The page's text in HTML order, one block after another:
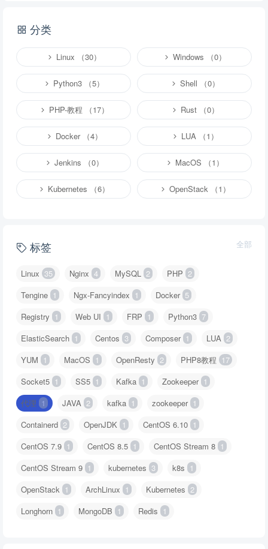
分类
Linux （30） Windows （0）
Python3 （5） Shell （0）
PHP-教程 （17） Rust （0）
Docker （4） LUA （1）
Jenkins （0） MacOS （1）
Kubernetes （6） OpenStack （1）
标签 全部
Linux 35 Nginx 4 MySQL 2 PHP 2
Tengine 1 Ngx-Fancyindex 1 Docker 5
Registry 1 Web UI 1 FRP 1 Python3 7
ElasticSearch 1 Centos 3 Composer 1 LUA 2
YUM 1 MacOS 1 OpenResty 2 PHP8教程 17
Socket5 1 SS5 1 Kafka 1 Zookeeper 1
代理 1 JAVA 2 kafka 1 zookeeper 1
Containerd 2 OpenJDK 1 CentOS 6.10 1
CentOS 7.9 1 CentOS 8.5 1 CentOS Stream 8 1
CentOS Stream 9 1 kubernetes 3 k8s 1
OpenStack 1 ArchLinux 1 Kubernetes 2
Longhorn 1 MongoDB 1 Redis 1